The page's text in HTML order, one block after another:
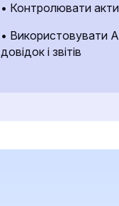
• Контролювати
• Використовувати
довідок і звітів